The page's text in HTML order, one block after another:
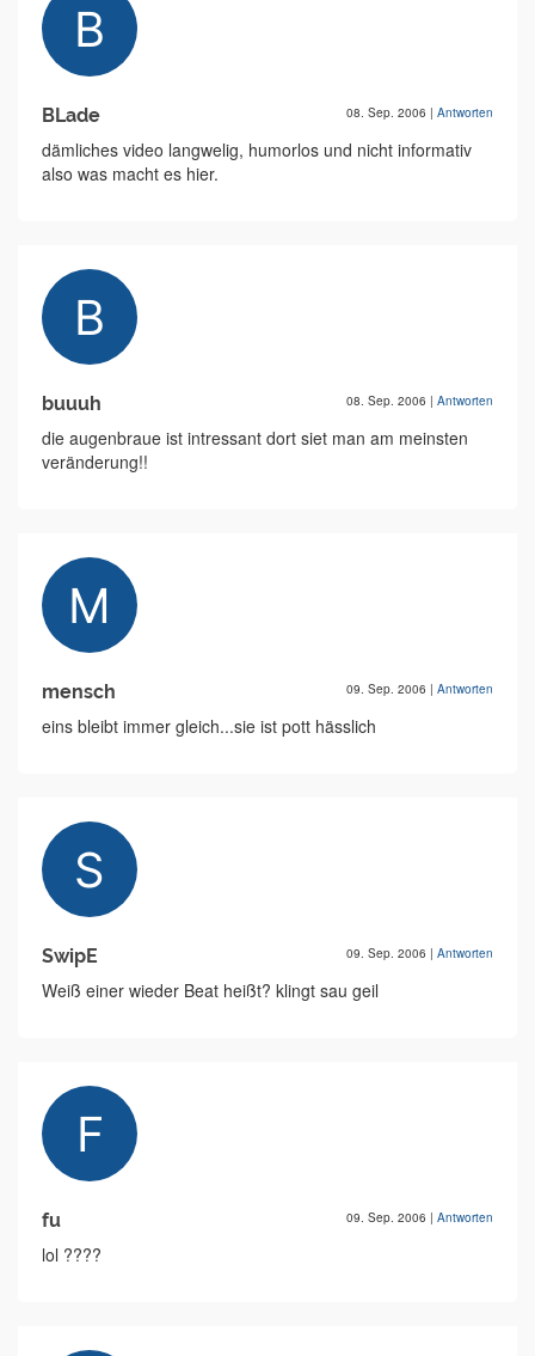
BLade 08. Sep. 2006 | Antworten
dämliches video langwelig, humorlos und nicht informativ
also was macht es hier.
buuuh 08. Sep. 2006 | Antworten
die augenbraue ist intressant dort siet man am meinsten
veränderung!!
mensch 09. Sep. 2006 | Antworten
eins bleibt immer gleich...sie ist pott hässlich
SwipE 09. Sep. 2006 | Antworten
Weiß einer wieder Beat heißt? klingt sau geil
fu 09. Sep. 2006 | Antworten
lol ????